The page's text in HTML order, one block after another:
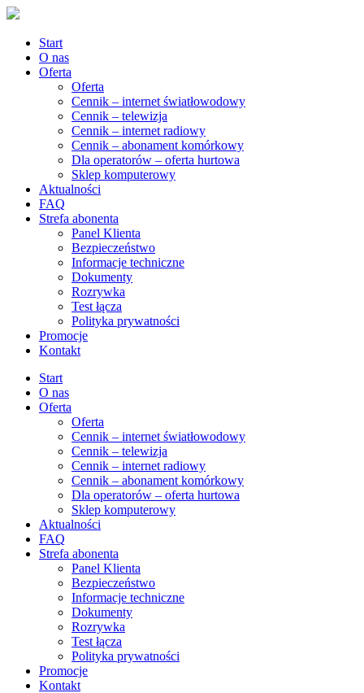
Start
O nas
Oferta
Oferta
Cennik – internet światłowodowy
Cennik – telewizja
Cennik – internet radiowy
Cennik – abonament komórkowy
Dla operatorów – oferta hurtowa
Sklep komputerowy
Aktualności
FAQ
Strefa abonenta
Panel Klienta
Bezpieczeństwo
Informacje techniczne
Dokumenty
Rozrywka
Test łącza
Polityka prywatności
Promocje
Kontakt
Start
O nas
Oferta
Oferta
Cennik – internet światłowodowy
Cennik – telewizja
Cennik – internet radiowy
Cennik – abonament komórkowy
Dla operatorów – oferta hurtowa
Sklep komputerowy
Aktualności
FAQ
Strefa abonenta
Panel Klienta
Bezpieczeństwo
Informacje techniczne
Dokumenty
Rozrywka
Test łącza
Polityka prywatności
Promocje
Kontakt